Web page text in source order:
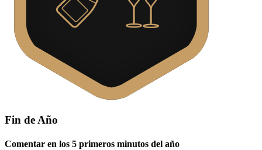
Fin de Año
Comentar en los 5 primeros minutos del año